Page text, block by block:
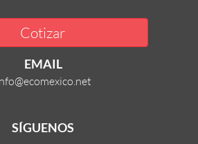
Cotizar
EMAIL
SÍGUENOS